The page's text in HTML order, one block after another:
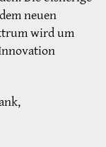
neuen
wird um